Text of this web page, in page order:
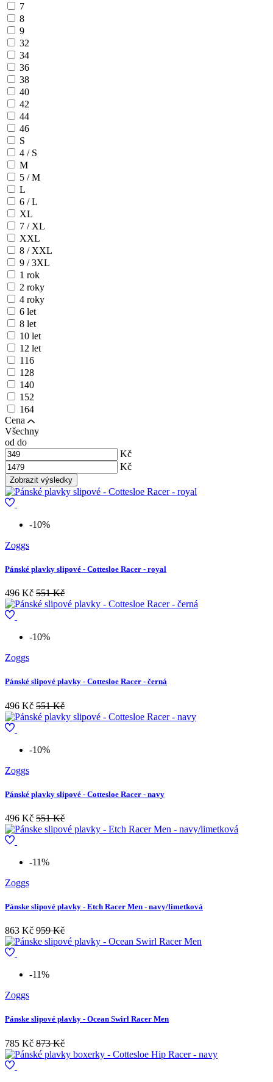
7
8
9
32
34
36
38
40
42
44
46
S
4 / S
M
5 / M
L
6 / L
XL
7 / XL
XXL
8 / XXL
9 / 3XL
1 rok
2 roky
4 roky
6 let
8 let
10 let
12 let
116
128
140
152
164
Cena
Všechny
od do
Kč
Kč
-10%
Zoggs
Pánské plavky slipové - Cottesloe Racer - royal
496 Kč 551 Kč
-10%
Zoggs
Pánské slipové plavky - Cottesloe Racer - černá
496 Kč 551 Kč
-10%
Zoggs
Pánské plavky slipové - Cottesloe Racer - navy
496 Kč 551 Kč
-11%
Zoggs
Pánske slipové plavky - Etch Racer Men - navy/limetková
863 Kč 959 Kč
-11%
Zoggs
Pánske slipové plavky - Ocean Swirl Racer Men
785 Kč 873 Kč